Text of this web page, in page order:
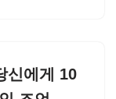
신에게 10